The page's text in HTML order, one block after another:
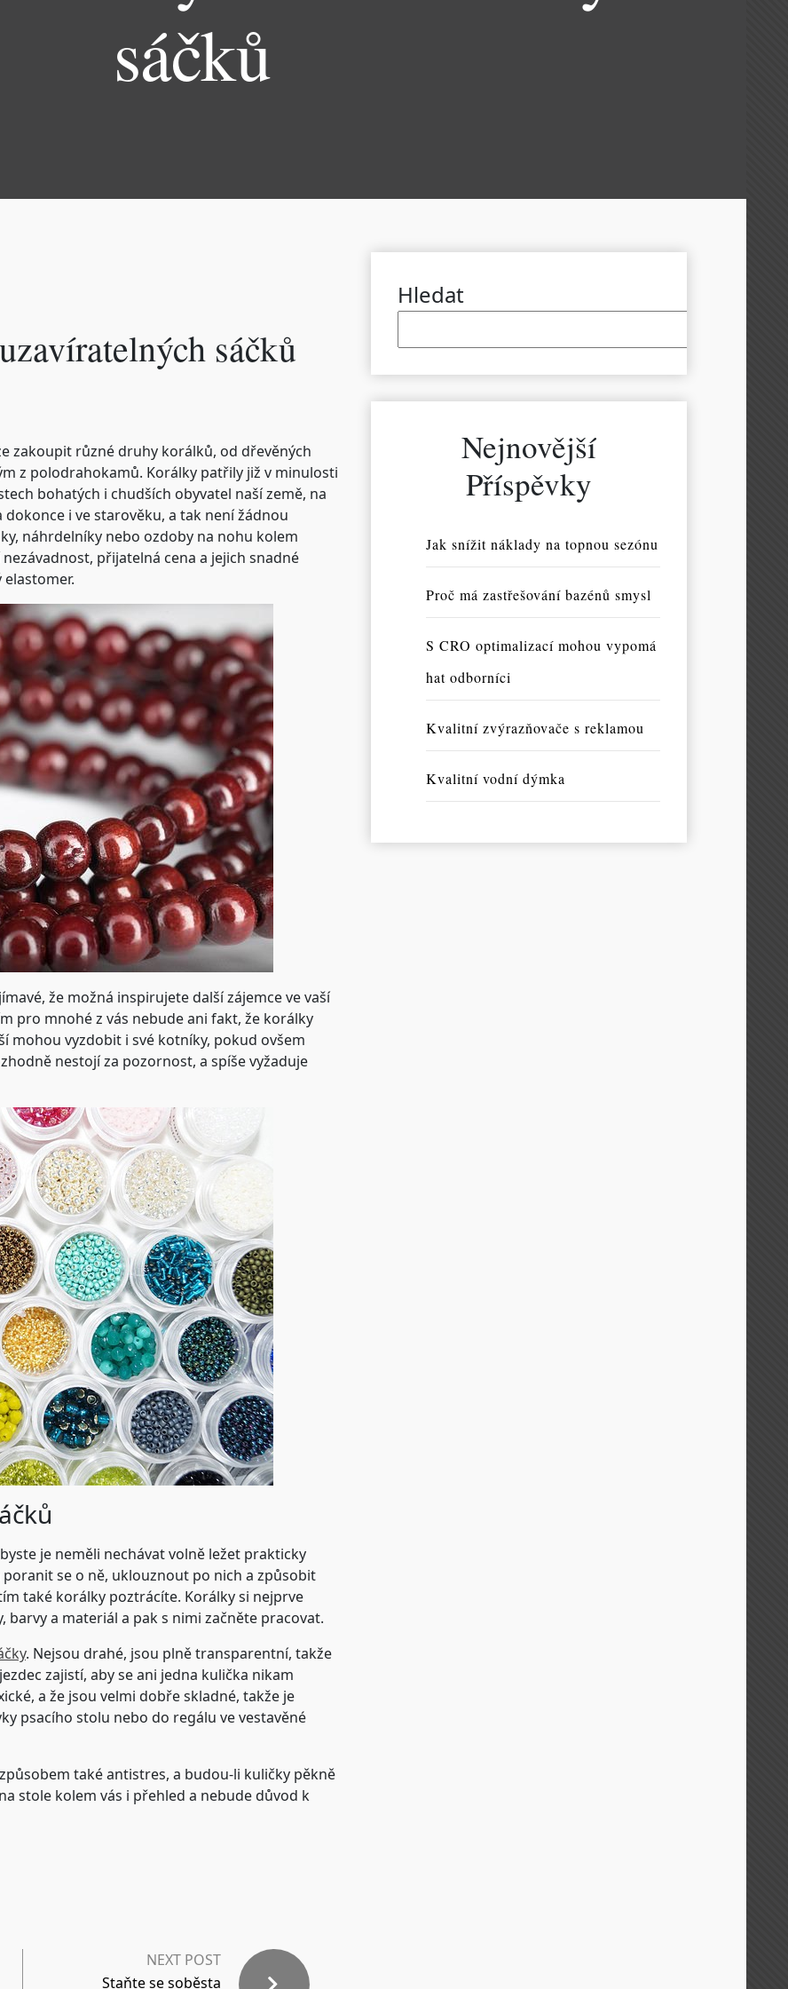
sáčků
sáčků
zakoupit různé druhy korálků, od dřevěných
z polodrahokamů. Korálky patřily již v minulosti
bohatých i chudších obyvatel naší země, na
i ve starověku, a tak není žádnou
náhrdelníky nebo ozdoby na nohu kolem
přijatelná cena a jejich snadné
že možná inspirujete další zájemce ve vaší
pro mnohé z vás nebude ani fakt, že korálky
mohou vyzdobit i své kotníky, pokud ovšem
nestojí za pozornost, a spíše vyžaduje
je neměli nechávat volně ležet prakticky
se o ně, uklouznout po nich a způsobit
také korálky poztrácíte. Korálky si nejprve
a materiál a pak s nimi začněte pracovat.
. Nejsou drahé, jsou plně transparentní, takže
zajistí, aby se ani jedna kulička nikam
a že jsou velmi dobře skladné, takže je
psacího stolu nebo do regálu ve vestavěné
také antistres, a budou-li kuličky pěkně
stole kolem vás i přehled a nebude důvod k
NEXT POST
Staňte se soběsta
Hledat
Nejnovější
Příspěvky
Jak snížit náklady na topnou sezónu
Proč má zastřešování bazénů smysl
S CRO optimalizací mohou vypomá
hat odborníci
Kvalitní zvýrazňovače s reklamou
Kvalitní vodní dýmka